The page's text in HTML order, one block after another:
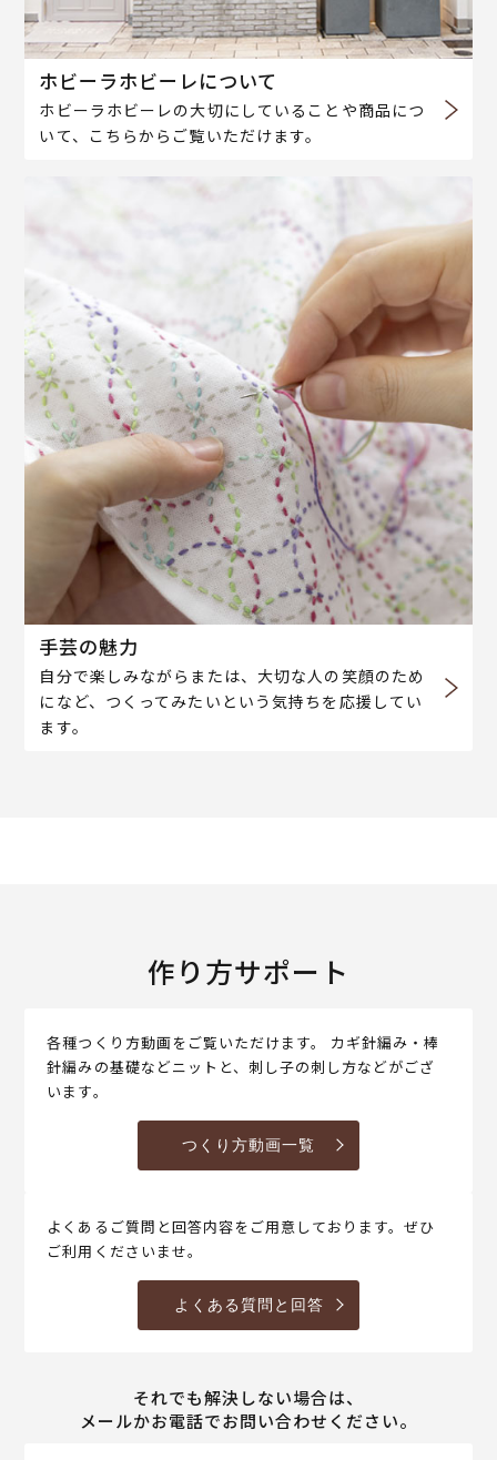
ホビーラホビーレについて
ホビーラホビーレの大切にしていることや商品につ
いて、こちらからご覧いただけます。
手芸の魅力
自分で楽しみながらまたは、大切な人の笑顔のため
になど、つくってみたいという気持ちを応援してい
ます。
作り方サポート
各種つくり方動画をご覧いただけます。 カギ針編み・棒
針編みの基礎などニットと、刺し子の刺し方などがござ
います。
つくり方動画一覧
よくあるご質問と回答内容をご用意しております。ぜひ
ご利用くださいませ。
よくある質問と回答
それでも解決しない場合は、
メールかお電話でお問い合わせください。